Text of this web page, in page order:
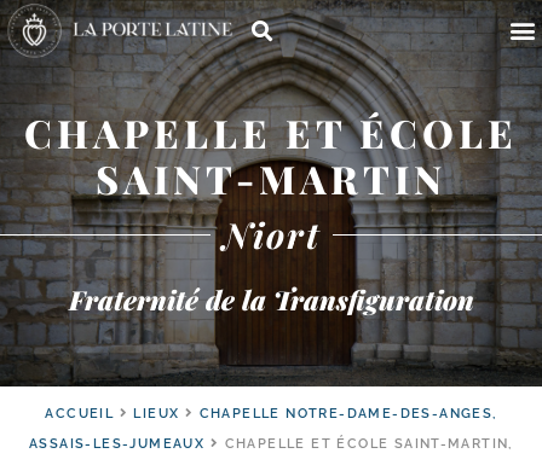
CHAPELLE ET ÉCOLE
SAINT-MARTIN
Niort
Fraternité de la Transfiguration
ACCUEIL LIEUX
CHAPELLE NOTRE-DAME-DES-ANGES,
ASSAIS-LES-JUMEAUX
CHAPELLE ET ÉCOLE SAINT-MARTIN,